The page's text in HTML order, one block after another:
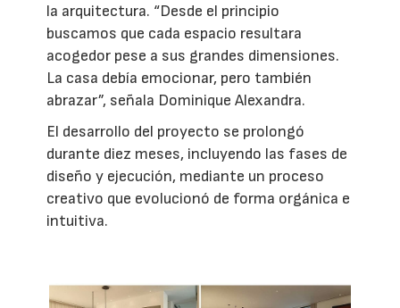
la arquitectura. “Desde el principio
buscamos que cada espacio resultara
acogedor pese a sus grandes dimensiones.
La casa debía emocionar, pero también
abrazar”, señala Dominique Alexandra.
El desarrollo del proyecto se prolongó
durante diez meses, incluyendo las fases de
diseño y ejecución, mediante un proceso
creativo que evolucionó de forma orgánica e
intuitiva.